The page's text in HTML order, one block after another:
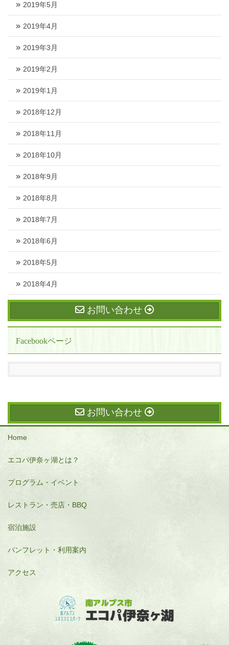
2019年5月
2019年4月
2019年3月
2019年2月
2019年1月
2018年12月
2018年11月
2018年10月
2018年9月
2018年8月
2018年7月
2018年6月
2018年5月
2018年4月
お問い合わせ
Facebookページ
お問い合わせ
Home
エコパ伊奈ヶ湖とは？
プログラム・イベント
レストラン・売店・BBQ
宿泊施設
パンフレット・利用案内
アクセス